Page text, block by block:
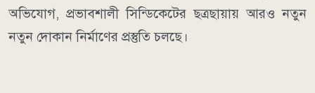
অভিযোগ, প্রভাবশালী সিন্ডিকেটের ছত্রছায়ায় আরও নতুন
নতুন দোকান নির্মাণের প্রস্তুতি চলছে।